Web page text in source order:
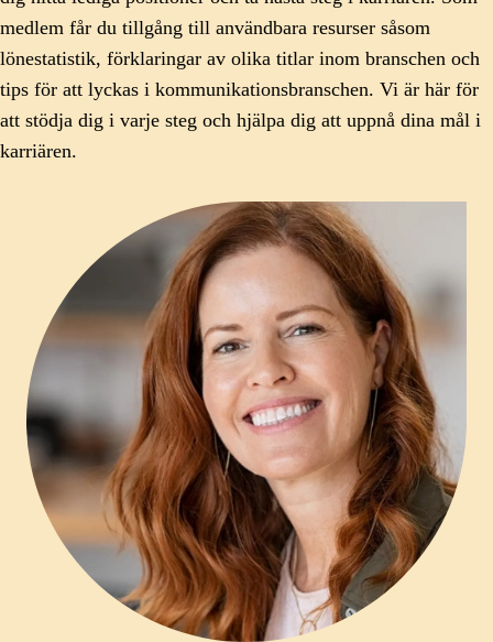
medlem får du tillgång till användbara resurser såsom
lönestatistik, förklaringar av olika titlar inom branschen och
tips för att lyckas i kommunikationsbranschen. Vi är här för
att stödja dig i varje steg och hjälpa dig att uppnå dina mål i
karriären.